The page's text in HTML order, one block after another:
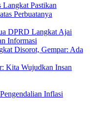
Pastikan
Perbuatanya
DPRD Langkat Ajai
Informasi
Disorot, Gempar: Ada
Kita Wujudkan Insan
Inflasi